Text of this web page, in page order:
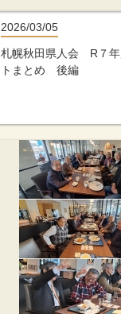
2026/03/05
札幌秋田県人会 R７年
トまとめ 後編